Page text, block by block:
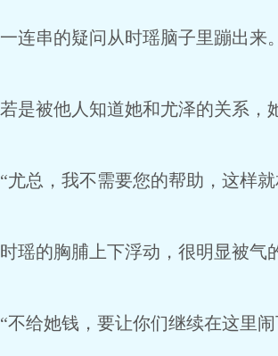
一连串的疑问从时瑶脑子里蹦出来。
若是被他人知道她和尤泽的关系，
“尤总，我不需要您的帮助，这样
时瑶的胸脯上下浮动，很明显被气
“不给她钱，要让你们继续在这里